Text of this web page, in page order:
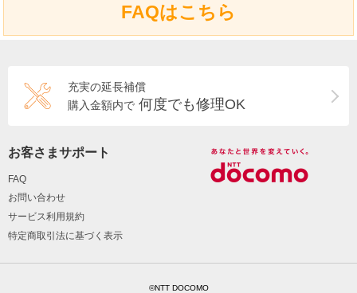
FAQはこちら
充実の延長補償
購入金額内で 何度でも修理OK
お客さまサポート
FAQ
お問い合わせ
サービス利用規約
特定商取引法に基づく表示
©NTT DOCOMO